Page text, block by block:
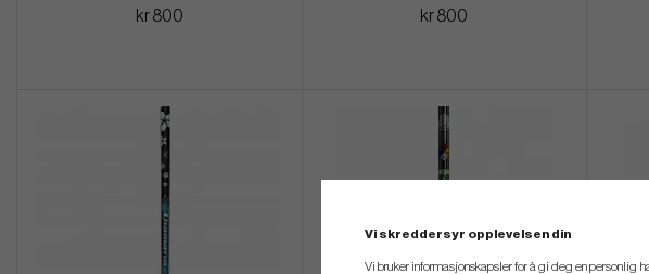
kr 800 kr 800
Vi skreddersyr opplevelsen din
Vi bruker informasjonskapsler for å gi deg en personlig